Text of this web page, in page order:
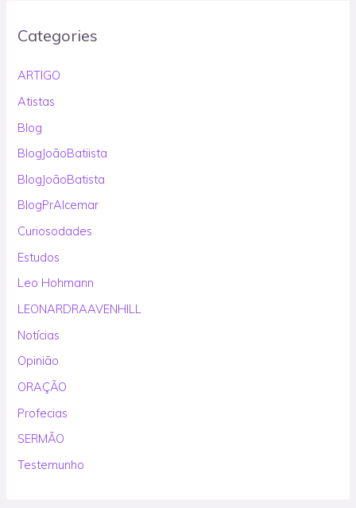
Categories
ARTIGO
Atistas
Blog
BlogJoãoBatiista
BlogJoãoBatista
BlogPrAlcemar
Curiosodades
Estudos
Leo Hohmann
LEONARDRAAVENHILL
Notícias
Opinião
ORAÇÃO
Profecias
SERMÃO
Testemunho